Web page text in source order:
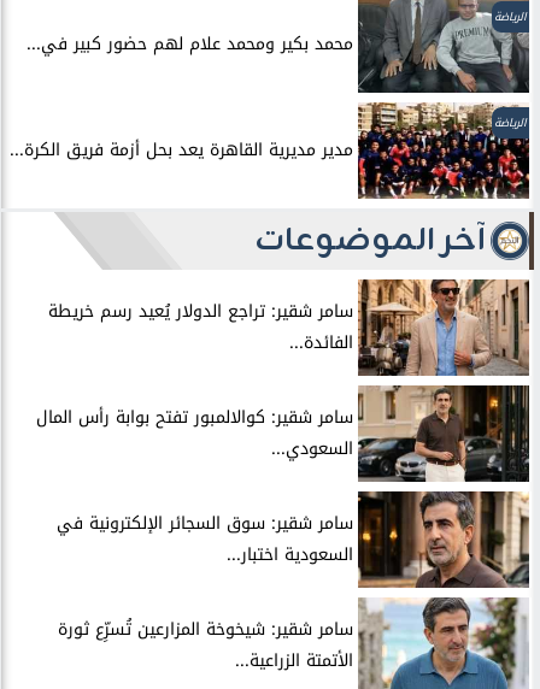
الرياضة
محمد بكير ومحمد علام لهم حضور كبير في...
الرياضة
مدير مديرية القاهرة يعد بحل أزمة فريق الكرة...
آخر الموضوعات
سامر شقير: تراجع الدولار يُعيد رسم خريطة
الفائدة...
سامر شقير: كوالالمبور تفتح بوابة رأس المال
السعودي...
سامر شقير: سوق السجائر الإلكترونية في
السعودية اختبار...
سامر شقير: شيخوخة المزارعين تُسرِّع ثورة
الأتمتة الزراعية...